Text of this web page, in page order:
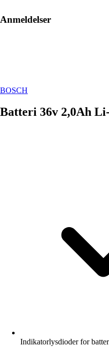
Anmeldelser
BOSCH
Batteri 36v 2,0Ah
Indikatorlysdioder for